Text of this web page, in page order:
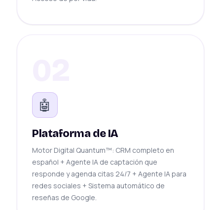
🤖
Plataforma de IA
Motor Digital Quantum™: CRM completo en
español + Agente IA de captación que
responde y agenda citas 24/7 + Agente IA para
redes sociales + Sistema automático de
reseñas de Google.